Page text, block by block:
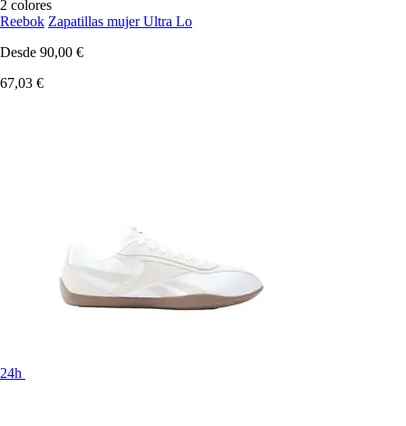
2 colores
Reebok Zapatillas mujer Ultra Lo
Desde 90,00 €
67,03 €
24h